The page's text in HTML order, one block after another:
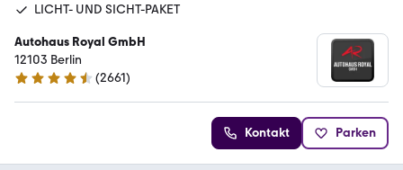
LICHT- UND SICHT-PAKET
Autohaus Royal GmbH
12103 Berlin
4.6 Sterne
(2661)
Kontakt Parken